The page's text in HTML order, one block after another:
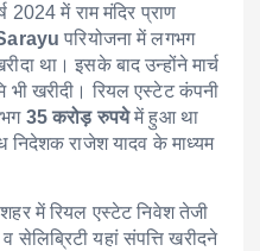
2024 में राम मंदिर प्राण
परियोजना में लगभग
था। इसके बाद उन्होंने मार्च
भी खरीदी। रियल एस्टेट कंपनी
35 करोड़ रुपयेमें हुआ था
निदेशक राजेश यादव के माध्यम
शहर में रियल एस्टेट निवेश तेजी
सेलिब्रिटी यहां संपत्ति खरीदने